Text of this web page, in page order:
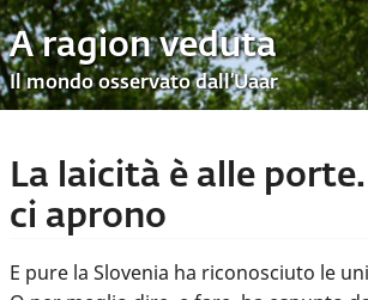
A ragion veduta
Il mondo osservato dall’Uaar
La laicità è alle
ci aprono
E pure la Slovenia ha riconosciuto le